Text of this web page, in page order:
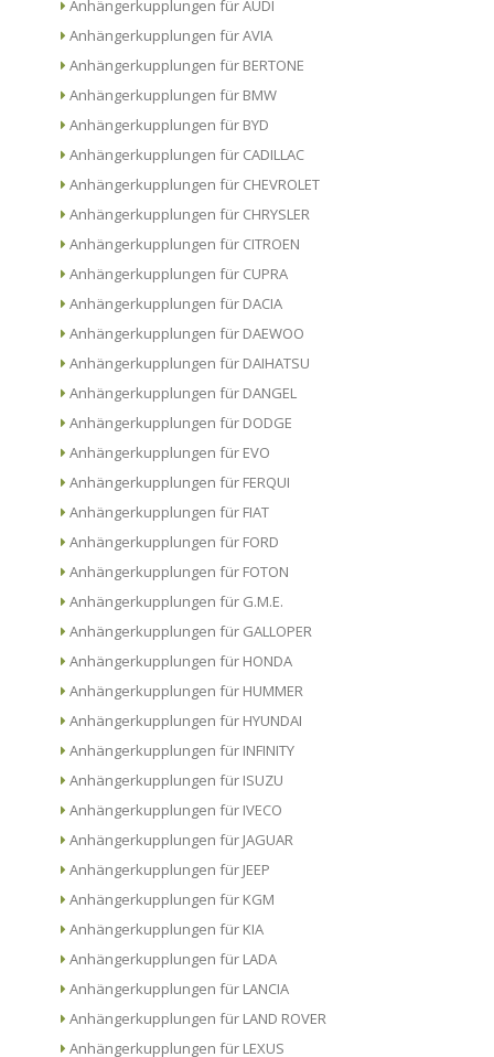
Anhängerkupplungen für AUDI
Anhängerkupplungen für AVIA
Anhängerkupplungen für BERTONE
Anhängerkupplungen für BMW
Anhängerkupplungen für BYD
Anhängerkupplungen für CADILLAC
Anhängerkupplungen für CHEVROLET
Anhängerkupplungen für CHRYSLER
Anhängerkupplungen für CITROEN
Anhängerkupplungen für CUPRA
Anhängerkupplungen für DACIA
Anhängerkupplungen für DAEWOO
Anhängerkupplungen für DAIHATSU
Anhängerkupplungen für DANGEL
Anhängerkupplungen für DODGE
Anhängerkupplungen für EVO
Anhängerkupplungen für FERQUI
Anhängerkupplungen für FIAT
Anhängerkupplungen für FORD
Anhängerkupplungen für FOTON
Anhängerkupplungen für G.M.E.
Anhängerkupplungen für GALLOPER
Anhängerkupplungen für HONDA
Anhängerkupplungen für HUMMER
Anhängerkupplungen für HYUNDAI
Anhängerkupplungen für INFINITY
Anhängerkupplungen für ISUZU
Anhängerkupplungen für IVECO
Anhängerkupplungen für JAGUAR
Anhängerkupplungen für JEEP
Anhängerkupplungen für KGM
Anhängerkupplungen für KIA
Anhängerkupplungen für LADA
Anhängerkupplungen für LANCIA
Anhängerkupplungen für LAND ROVER
Anhängerkupplungen für LEXUS